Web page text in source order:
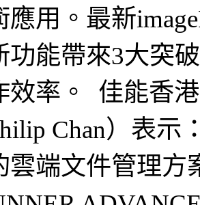
應用。最新
功能帶來3大突
效率。 佳能香
Chan）表示
雲端文件管理方